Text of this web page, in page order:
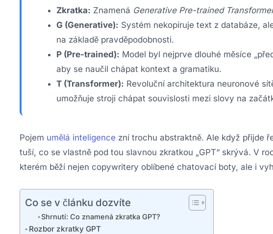
Zkratka: Znamená Generative Pre-trained
G (Generative): Systém nekopíruje text z databáze,
na základě pravděpodobnosti.
P (Pre-trained): Model byl nejprve dlouhé měsíce
aby se naučil chápat kontext a gramatiku.
T (Transformer): Revoluční architektura neuronové
umožňuje stroji chápat souvislosti mezi slovy na
Pojem umělá inteligence zní trochu abstraktně. Ale když přijde
tuší, co se vlastně pod tou slavnou zkratkou „GPT“ skrývá. V
kterém běží nejen copywritery oblíbené chatovací boty, ale i
Co se v článku dozvíte
Shrnutí: Co znamená zkratka GPT?
Rozbor zkratky GPT